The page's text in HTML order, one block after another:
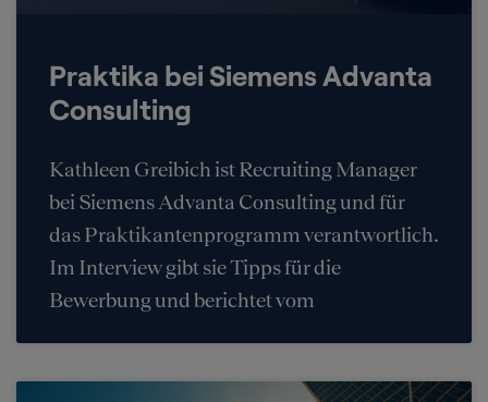
Praktika bei Siemens Advanta
Consulting
Kathleen Greibich ist Recruiting Manager
bei Siemens Advanta Consulting und für
das Praktikantenprogramm verantwortlich.
Im Interview gibt sie Tipps für die
Bewerbung und berichtet vom